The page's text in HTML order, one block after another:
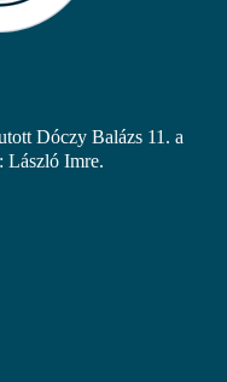
Dóczy Balázs 11. a
László Imre.